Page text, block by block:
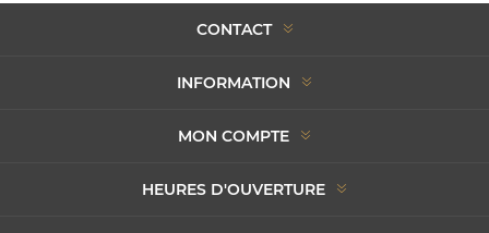
CONTACT
INFORMATION
MON COMPTE
HEURES D'OUVERTURE